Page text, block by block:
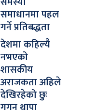
समाधानमा पहल
गर्ने प्रतिबद्धता
देशमा कहिल्यै
नभएको
शासकीय
अराजकता अहिले
देखिरहेको छुः